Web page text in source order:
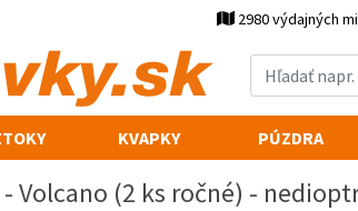
2980 výdajných
KVAPKY PÚZDRA
Volcano (2 ks ročné) -